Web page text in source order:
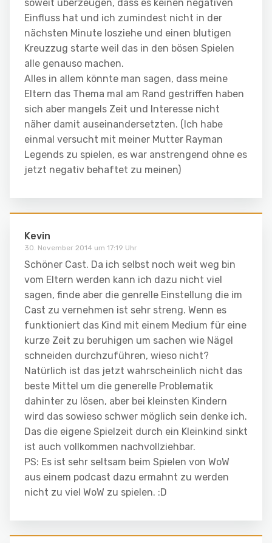
soweit überzeugen, dass es keinen negativen
Einfluss hat und ich zumindest nicht in der
nächsten Minute losziehe und einen blutigen
Kreuzzug starte weil das in den bösen Spielen
alle genauso machen.
Alles in allem könnte man sagen, dass meine
Eltern das Thema mal am Rand gestriffen haben
sich aber mangels Zeit und Interesse nicht
näher damit auseinandersetzten. (Ich habe
einmal versucht mit meiner Mutter Rayman
Legends zu spielen, es war anstrengend ohne es
jetzt negativ behaftet zu meinen)
Kevin
30. November 2014 um 17:19 Uhr
Schöner Cast. Da ich selbst noch weit weg bin
vom Eltern werden kann ich dazu nicht viel
sagen, finde aber die genrelle Einstellung die im
Cast zu vernehmen ist sehr streng. Wenn es
funktioniert das Kind mit einem Medium für eine
kurze Zeit zu beruhigen um sachen wie Nägel
schneiden durchzuführen, wieso nicht?
Natürlich ist das jetzt wahrscheinlich nicht das
beste Mittel um die generelle Problematik
dahinter zu lösen, aber bei kleinsten Kindern
wird das sowieso schwer möglich sein denke ich.
Das die eigene Spielzeit durch ein Kleinkind sinkt
ist auch vollkommen nachvollziehbar.
PS: Es ist sehr seltsam beim Spielen von WoW
aus einem podcast dazu ermahnt zu werden
nicht zu viel WoW zu spielen. :D